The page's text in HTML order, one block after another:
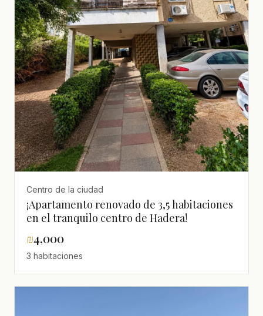
Centro de la ciudad
¡Apartamento renovado de 3,5 habitaciones
en el tranquilo centro de Hadera!
₪4,000
3 habitaciones